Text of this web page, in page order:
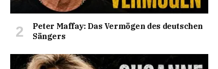
Peter Maffay: Das Vermögen des deutschen
Sängers